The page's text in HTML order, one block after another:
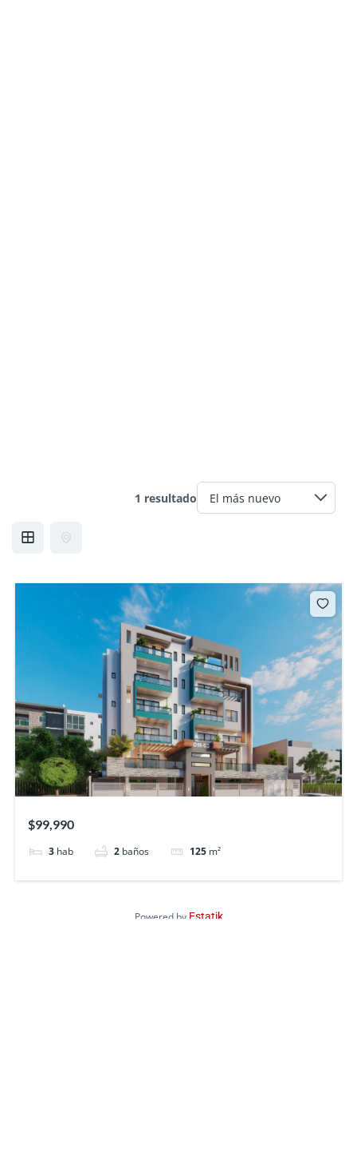
1 resultado
$99,990
3 hab 2 baños 125 m²
Powered by Estatik